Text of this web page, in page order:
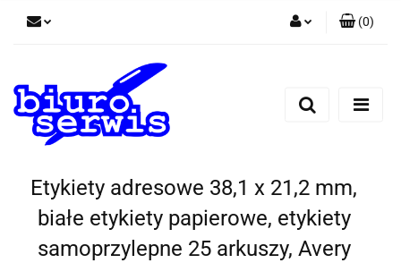
Zarejestruj się
(0)
Etykiety adresowe 38,1 x 21,2 mm,
białe etykiety papierowe, etykiety
samoprzylepne 25 arkuszy, Avery